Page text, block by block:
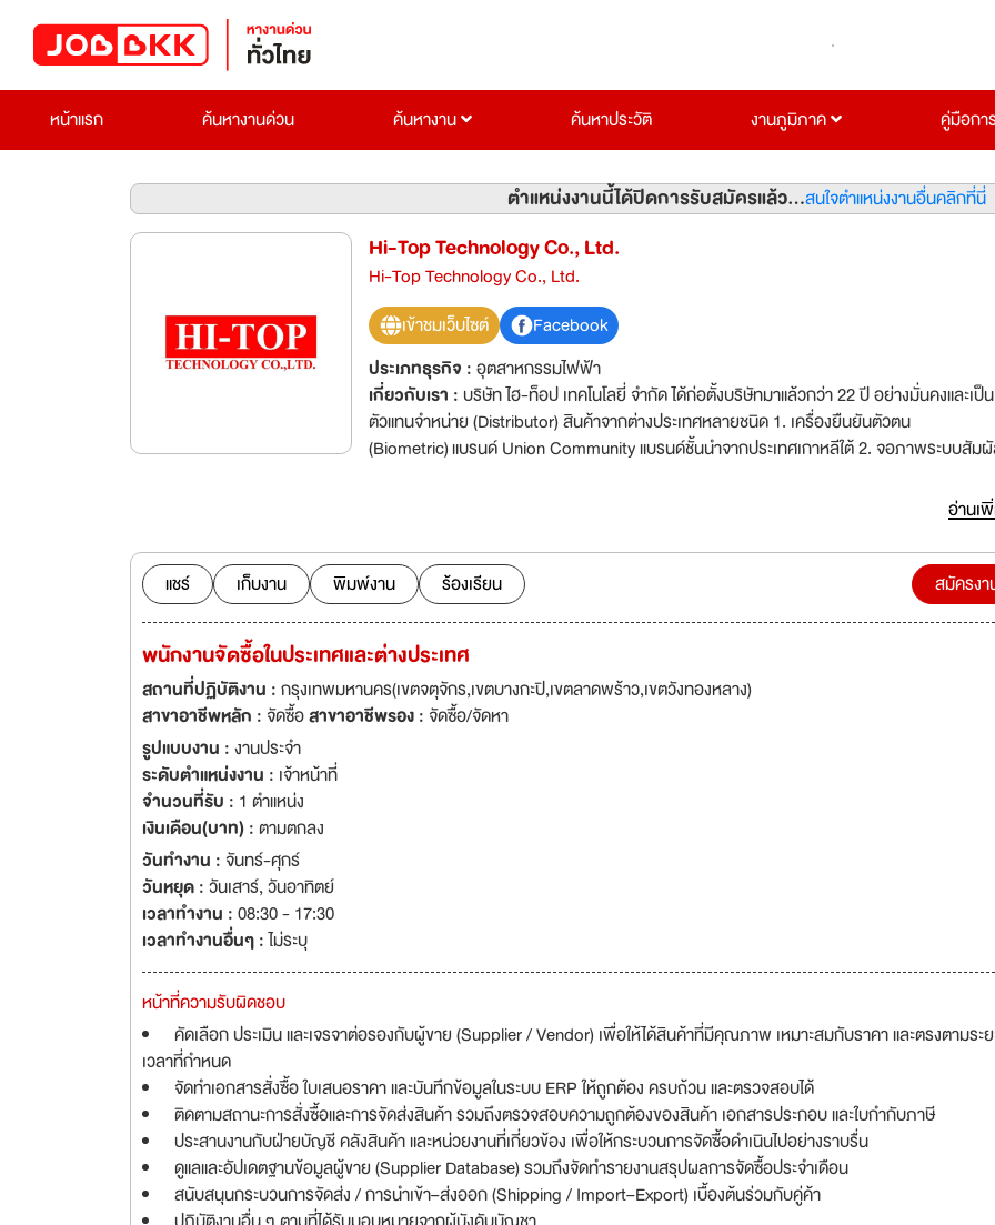
หน้าแรก ค้นหางานด่วน ค้นหางาน ค้นหาประวัติ งานภูมิภาค คู่มือกา
ตำแหน่งงานนี้ได้ปิดการรับสมัครแล้ว...สนใจตำแหน่งงานอื่นคลิกที่นี่
Hi-Top Technology Co., Ltd.
Hi-Top Technology Co., Ltd.
เข้าชมเว็บไซต์
Facebook
ประเภทธุรกิจ :อุตสาหกรรมไฟฟ้า
เกี่ยวกับเรา :บริษัท ไฮ-ท็อป เทคโนโลยี่ จำกัด ได้ก่อตั้งบริษัทมาแล้วกว่า 22 ปี อย่างมั่นคงและเป็น
ตัวแทนจำหน่าย (Distributor) สินค้าจากต่างประเทศหลายชนิด 1. เครื่องยืนยันตัวตน
(Biometric) แบรนด์ Union Community แบรนด์ชั้นนำจากประเทศเกาหลีใต้ 2. จอภาพระบบสัมผัส
สินค้าอัตโนมัติ (Vending Machine) รับผลิตแบบ OEM และรับพัฒนา Smart Vending Solution 5. จ
โฆษณาดิจิทัล (Digital Signage) มีทั้งแบบซื้อและเช่า มีให้เลือกหลากหลายขนาด ระบบ Cloud คร
ฟังก์ชั่น และยังมีสินค้าอื่นๆอีกมากมาย หากคุณกำลังมองหา Solution ใหม่ๆในประเทศไทย สามา
ติดต่อมาที่ Hi-Top Technology
อ่านเ
แชร์ เก็บงาน พิมพ์งาน ร้องเรียน สมัครง
พนักงานจัดซื้อในประเทศและต่างประเทศ
สถานที่ปฏิบัติงาน :กรุงเทพมหานคร(เขตจตุจักร,เขตบางกะปิ,เขตลาดพร้าว,เขตวังทองหลาง)
สาขาอาชีพหลัก : จัดซื้อสาขาอาชีพรอง : จัดซื้อ/จัดหา
รูปแบบงาน :งานประจำ
ระดับตำแหน่งงาน : เจ้าหน้าที่
จำนวนที่รับ : 1 ตำแหน่ง
เงินเดือน(บาท) :ตามตกลง
วันทำงาน : จันทร์-ศุกร์
วันหยุด :วันเสาร์,วันอาทิตย์
เวลาทำงาน :08:30 - 17:30
เวลาทำงานอื่นๆ :ไม่ระบุ
หน้าที่ความรับผิดชอบ
คัดเลือก ประเมิน และเจรจาต่อรองกับผู้ขาย (Supplier / Vendor) เพื่อให้ได้สินค้าที่มีคุณภาพ เหมาะสมกับราคา และตรงตามระ
เวลาที่กำหนด
จัดทำเอกสารสั่งซื้อ ใบเสนอราคา และบันทึกข้อมูลในระบบ ERP ให้ถูกต้อง ครบถ้วน และตรวจสอบได้
ติดตามสถานะการสั่งซื้อและการจัดส่งสินค้า รวมถึงตรวจสอบความถูกต้องของสินค้า เอกสารประกอบ และใบกำกับภาษี
ประสานงานกับฝ่ายบัญชี คลังสินค้า และหน่วยงานที่เกี่ยวข้อง เพื่อให้กระบวนการจัดซื้อดำเนินไปอย่างราบรื่น
ดูแลและอัปเดตฐานข้อมูลผู้ขาย (Supplier Database) รวมถึงจัดทำรายงานสรุปผลการจัดซื้อประจำเดือน
สนับสนุนกระบวนการจัดส่ง / การนำเข้า–ส่งออก (Shipping / Import–Export) เบื้องต้นร่วมกับคู่ค้า